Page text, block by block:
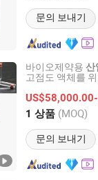
문의 보내기
바이오제약용 산
고점도 액체를
1 상품 (MOQ)
문의 보내기
Machinery
이후